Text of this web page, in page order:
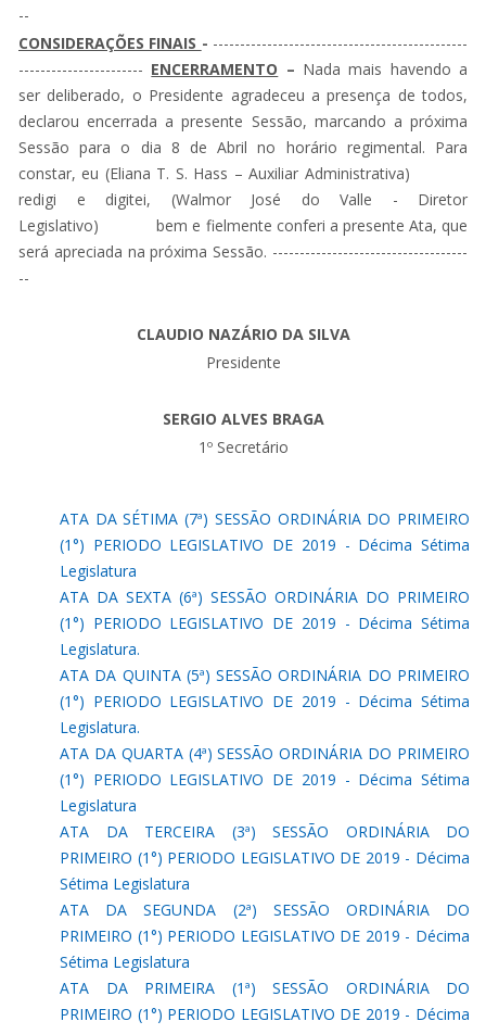
--
CONSIDERAÇÕES FINAIS - -----------------------------------------------
----------------------- ENCERRAMENTO – Nada mais havendo a
ser deliberado, o Presidente agradeceu a presença de todos,
declarou encerrada a presente Sessão, marcando a próxima
Sessão para o dia 8 de Abril no horário regimental. Para
constar, eu (Eliana T. S. Hass – Auxiliar Administrativa)
redigi e digitei, (Walmor José do Valle - Diretor
Legislativo) bem e fielmente conferi a presente Ata, que
será apreciada na próxima Sessão. ------------------------------------
--
CLAUDIO NAZÁRIO DA SILVA
Presidente
SERGIO ALVES BRAGA
1º Secretário
ATA DA SÉTIMA (7ª) SESSÃO ORDINÁRIA DO PRIMEIRO
(1°) PERIODO LEGISLATIVO DE 2019 - Décima Sétima
Legislatura
ATA DA SEXTA (6ª) SESSÃO ORDINÁRIA DO PRIMEIRO
(1°) PERIODO LEGISLATIVO DE 2019 - Décima Sétima
Legislatura.
ATA DA QUINTA (5ª) SESSÃO ORDINÁRIA DO PRIMEIRO
(1°) PERIODO LEGISLATIVO DE 2019 - Décima Sétima
Legislatura.
ATA DA QUARTA (4ª) SESSÃO ORDINÁRIA DO PRIMEIRO
(1°) PERIODO LEGISLATIVO DE 2019 - Décima Sétima
Legislatura
ATA DA TERCEIRA (3ª) SESSÃO ORDINÁRIA DO
PRIMEIRO (1°) PERIODO LEGISLATIVO DE 2019 - Décima
Sétima Legislatura
ATA DA SEGUNDA (2ª) SESSÃO ORDINÁRIA DO
PRIMEIRO (1°) PERIODO LEGISLATIVO DE 2019 - Décima
Sétima Legislatura
ATA DA PRIMEIRA (1ª) SESSÃO ORDINÁRIA DO
PRIMEIRO (1°) PERIODO LEGISLATIVO DE 2019 - Décima